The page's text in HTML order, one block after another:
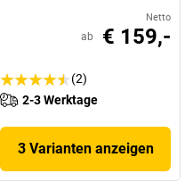
Netto
ab € 159,-
(2)
2-3 Werktage
3 Varianten anzeigen